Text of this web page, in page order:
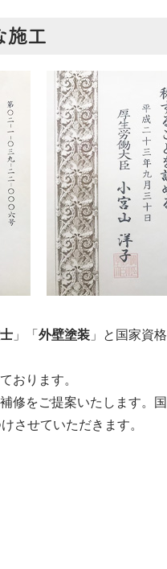
施工
」「 外壁塗装 」と国家資格
おります。
修をご提案いたします。国
させていただきます。